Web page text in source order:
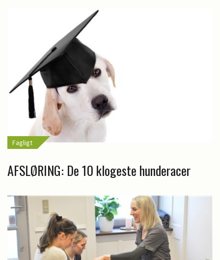
Fagligt
AFSLØRING: De 10 klogeste hunderacer